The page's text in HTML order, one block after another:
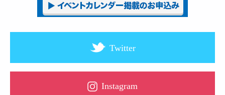
Twitter
Instagram